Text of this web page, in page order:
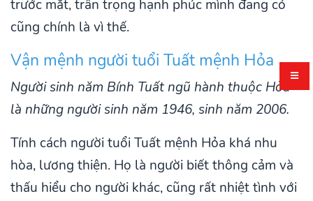
trước mắt, trân trọng hạnh phúc mình đang có
cũng chính là vì thế.
Vận mệnh người tuổi Tuất mệnh Hỏa
Người sinh năm Bính Tuất ngũ hành thuộc Hỏa
là những người sinh năm 1946, sinh năm 2006.
Tính cách người tuổi Tuất mệnh Hỏa khá nhu
hòa, lương thiện. Họ là người biết thông cảm và
thấu hiểu cho người khác, cũng rất nhiệt tình với